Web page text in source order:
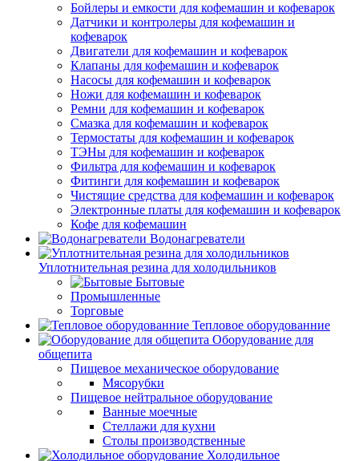
Бойлеры и емкости для кофемашин и кофеварок
Датчики и контролеры для кофемашин и
кофеварок
Двигатели для кофемашин и кофеварок
Клапаны для кофемашин и кофеварок
Насосы для кофемашин и кофеварок
Ножи для кофемашин и кофеварок
Ремни для кофемашин и кофеварок
Смазка для кофемашин и кофеварок
Термостаты для кофемашин и кофеварок
ТЭНы для кофемашин и кофеварок
Фильтра для кофемашин и кофеварок
Фитинги для кофемашин и кофеварок
Чистящие средства для кофемашин и кофеварок
Электронные платы для кофемашин и кофеварок
Кофе для кофемашин
Водонагреватели
Уплотнительная резина для холодильников
Бытовые
Промышленные
Торговые
Тепловое оборудованние
Оборудование для
общепита
Пищевое механическое оборудование
Мясорубки
Пищевое нейтральное оборудование
Ванные моечные
Стеллажи для кухни
Столы производственные
Холодильное